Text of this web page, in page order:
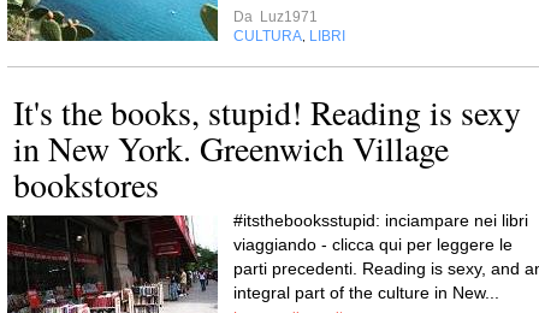
Da Luz1971
CULTURA LIBRI
It's the books, stupid! Reading is sexy
in New York. Greenwich Village
bookstores
#itsthebooksstupid: inciampare nei libri
viaggiando - clicca qui per leggere le
parti precedenti. Reading is sexy, and
integral part of the culture in New...